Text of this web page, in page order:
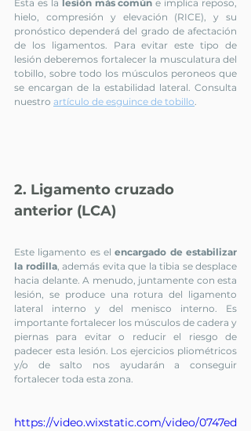
Esta es la lesión más común e implica reposo,
hielo, compresión y elevación (RICE), y su
pronóstico dependerá del grado de afectación
de los ligamentos. Para evitar este tipo de
lesión deberemos fortalecer la musculatura del
tobillo, sobre todo los músculos peroneos que
se encargan de la estabilidad lateral. Consulta
nuestro artículo de esguince de tobillo.
2. Ligamento cruzado
anterior (LCA)
Este ligamento es el encargado de estabilizar
la rodilla, además evita que la tibia se desplace
hacia delante. A menudo, juntamente con esta
lesión, se produce una rotura del ligamento
lateral interno y del menisco interno. Es
importante fortalecer los músculos de cadera y
piernas para evitar o reducir el riesgo de
padecer esta lesión. Los ejercicios pliométricos
y/o de salto nos ayudarán a conseguir
fortalecer toda esta zona.
https://video.wixstatic.com/video/0747ed